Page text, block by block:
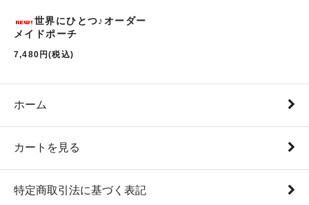
世界にひとつ♪オーダー
メイドポーチ
7,480円(税込)
ホーム
カートを見る
特定商取引法に基づく表記